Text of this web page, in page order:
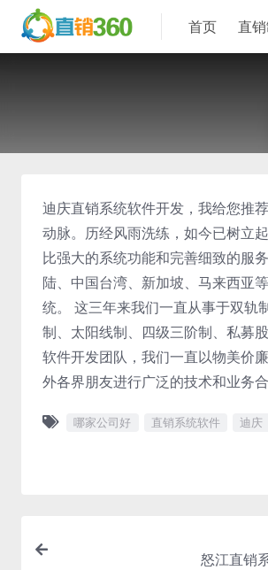
首页 直
迪庆直销系统软件开发，我给您推
动脉。历经风雨洗练，如今已树立
比强大的系统功能和完善细致的服
陆、中国台湾、新加坡、马来西亚
统。 这三年来我们一直从事于双轨
制、太阳线制、四级三阶制、私募
软件开发团队，我们一直以物美价
外各界朋友进行广泛的技术和业务
哪家公司好 直销系统软件 迪庆
怒江直销